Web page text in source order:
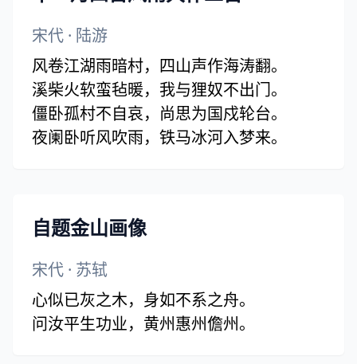
宋代 · 陆游
风卷江湖雨暗村，四山声作海涛翻。
溪柴火软蛮毡暖，我与狸奴不出门。
僵卧孤村不自哀，尚思为国戍轮台。
夜阑卧听风吹雨，铁马冰河入梦来。
自题金山画像
宋代 · 苏轼
心似已灰之木，身如不系之舟。
问汝平生功业，黄州惠州儋州。